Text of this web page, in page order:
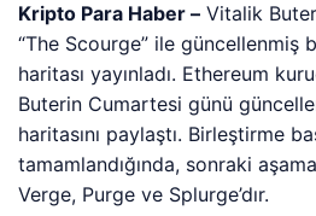
Kripto Para Haber – Vitalik
“The Scourge” ile güncellenmiş
haritası yayınladı. Ethereum
Buterin Cumartesi günü
haritasını paylaştı. Birleştirme
tamamlandığında, sonraki
Verge, Purge ve Splurge’dır.